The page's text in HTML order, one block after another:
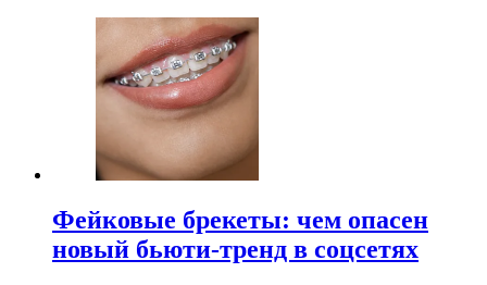
Фейковые брекеты: чем опасен
новый бьюти-тренд в соцсетях